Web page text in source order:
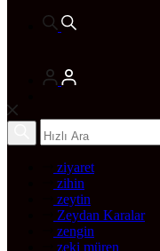
ziyaret
zihin
zeytin
Zeydan Karalar
zengin
zeki müren